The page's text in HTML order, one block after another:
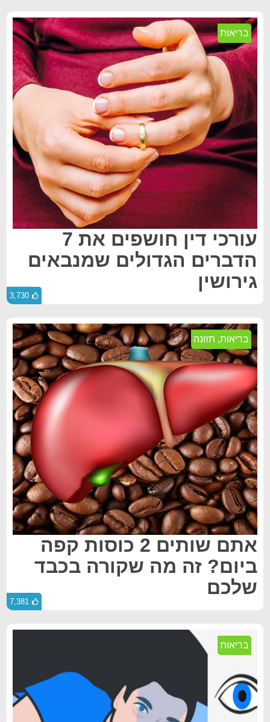
בריאות
עורכי דין חושפים את 7
הדברים הגדולים שמנבאים
גירושין
3,730
בריאות, תזונה
אתם שותים 2 כוסות קפה
ביום? זה מה שקורה בכבד
שלכם
7,381
בריאות